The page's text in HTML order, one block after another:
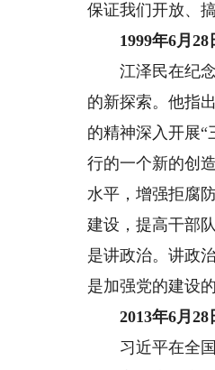
保证我们开放、
1999年6月28
江泽民在纪念
的新探索。他指
的精神深入开展
行的一个新的创
水平，增强拒腐
建设，提高干部
是讲政治。讲政
是加强党的建设
2013年6月28
习近平在全国